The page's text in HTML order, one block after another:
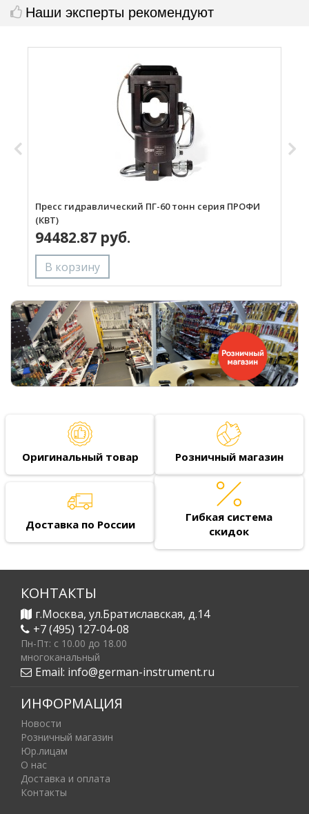
Наши эксперты рекомендуют
Пресс гидравлический ПГ-60 тонн серия ПРОФИ
(КВТ)
94482.87 руб.
Оригинальный товар Розничный магазин
Доставка по России
Гибкая система
скидок
КОНТАКТЫ
г.Москва, ул.Братиславская, д.14
+7 (495) 127-04-08
Пн-Пт: c 10.00 до 18.00
многоканальный
Email: info@german-instrument.ru
ИНФОРМАЦИЯ
Новости
Розничный магазин
Юр.лицам
О нас
Доставка и оплата
Контакты